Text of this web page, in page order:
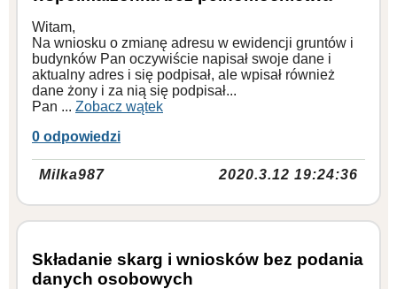
Witam,
Na wniosku o zmianę adresu w ewidencji gruntów i
budynków Pan oczywiście napisał swoje dane i
aktualny adres i się podpisał, ale wpisał również
dane żony i za nią się podpisał...
Pan ... Zobacz wątek
0 odpowiedzi
Milka987 2020.3.12 19:24:36
Składanie skarg i wniosków bez podania
danych osobowych